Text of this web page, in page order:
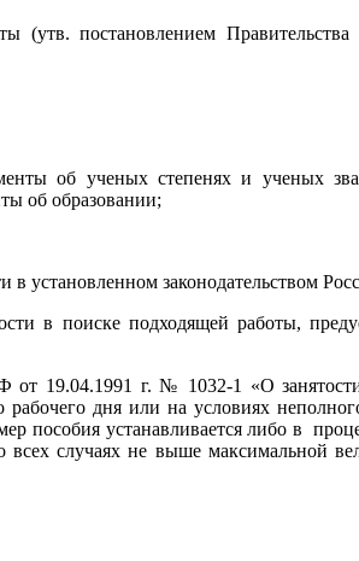
(утв. постановлением
об ученых степенях и ученых
об образовании;
установленном законодательством
в поиске подходящей работы,
от 19.04.1991 г. № 1032-1 «О
дня или на условиях
пособия устанавливается либо в
случаях не выше максимальной